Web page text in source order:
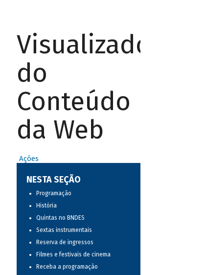
Visualizador
do
Conteúdo
da Web
Ações
NESTA SEÇÃO
Programação
História
Quintas no BNDES
Sextas instrumentais
Reserva de ingressos
Filmes e festivais de cinema
Receba a programação